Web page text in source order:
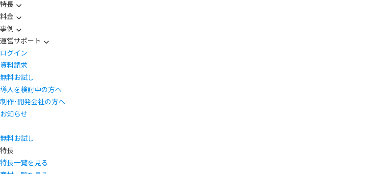
特長
料金
事例
運営サポート
ログイン
資料請求
無料お試し
導入を検討中の方へ
制作・開発会社の方へ
お知らせ
無料お試し
特長
特長一覧を見る